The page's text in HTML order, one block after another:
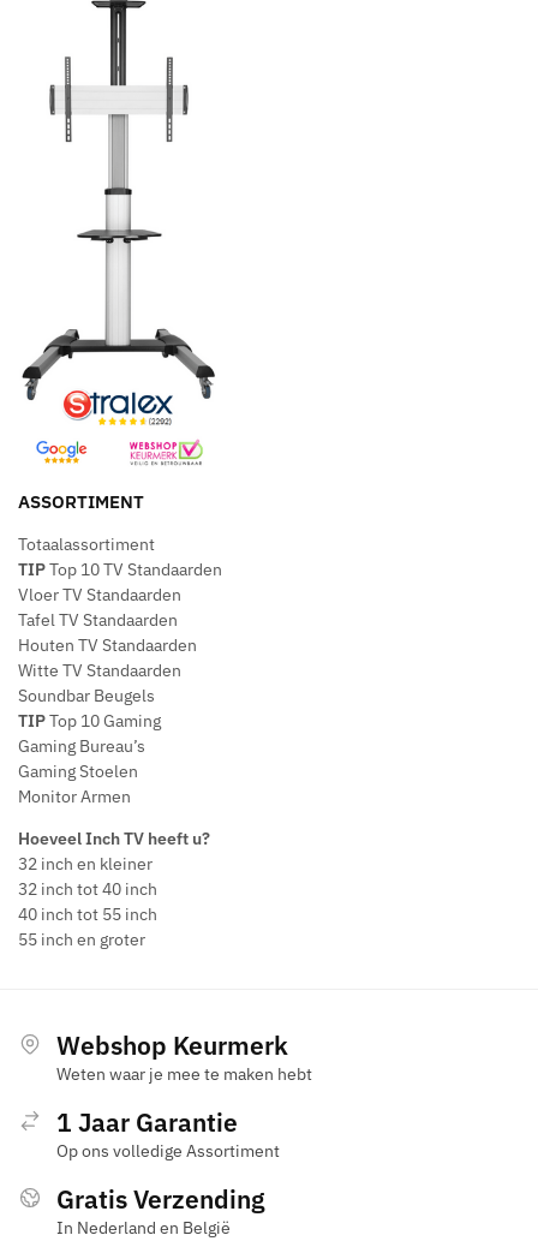
ASSORTIMENT
Totaalassortiment
TIPTop 10 TV Standaarden
Vloer TV Standaarden
Tafel TV Standaarden
Houten TV Standaarden
Witte TV Standaarden
Soundbar Beugels
TIPTop 10 Gaming
Gaming Bureau’s
Gaming Stoelen
Monitor Armen
Hoeveel Inch TV heeft u?
32 inch en kleiner
32 inch tot 40 inch
40 inch tot 55 inch
55 inch en groter
Webshop Keurmerk
Weten waar je mee te maken hebt
1 Jaar Garantie
Op ons volledige Assortiment
Gratis Verzending
In Nederland en België